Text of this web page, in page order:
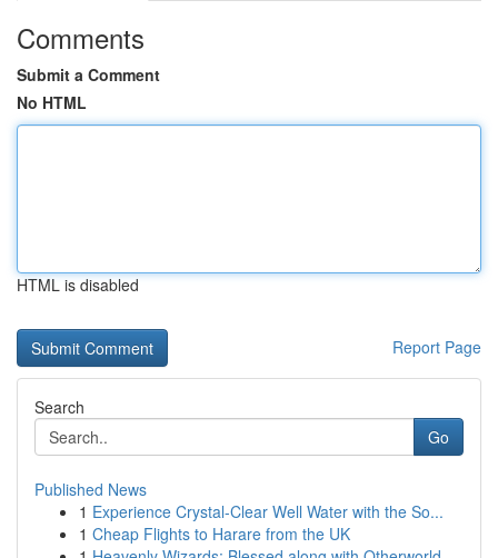
Comments
Submit a Comment
No HTML
HTML is disabled
Report Page
Search
Go
Published News
1 Experience Crystal-Clear Well Water with the So...
1 Cheap Flights to Harare from the UK